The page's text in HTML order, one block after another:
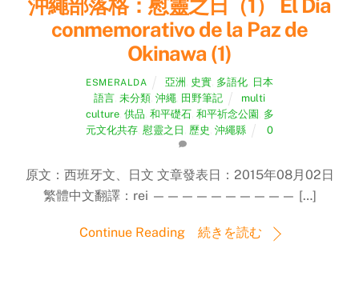
沖繩部落格：慰靈之日（1） El Día
conmemorativo de la Paz de
Okinawa (1)
ESMERALDA 亞洲 史實, 多語化, 日本
語言 ,未分類 ,沖繩 田野筆記
multi
culture, 供品 和平礎石, 和平祈念公園 多
元文化共存 ,慰靈之日 歷史 ,沖繩縣 0
原文：西班牙文、日文 文章發表日：2015年08月02日
繁體中文翻譯：rei —————————— […]
Continue Reading 続きを読む